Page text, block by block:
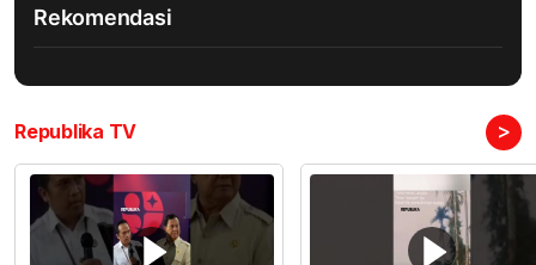
Rekomendasi
Republika TV >